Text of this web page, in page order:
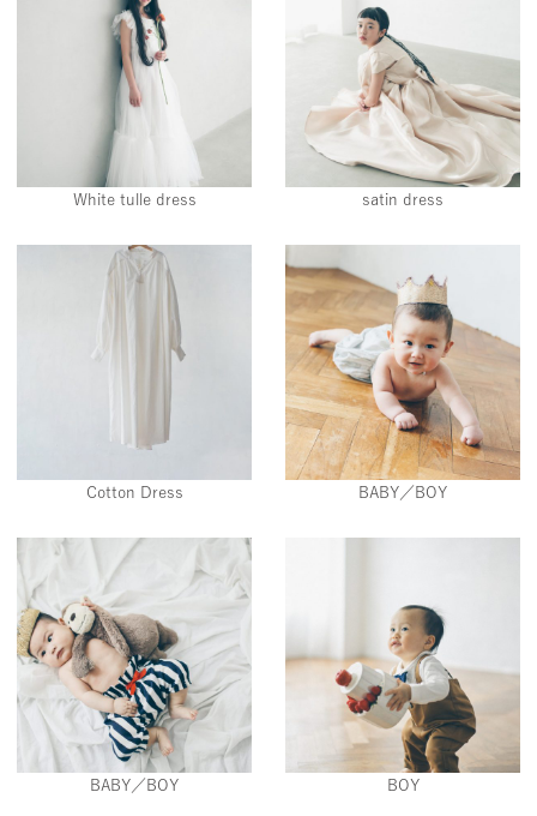
White tulle dress satin dress
Cotton Dress BABY／BOY
BABY／BOY BOY